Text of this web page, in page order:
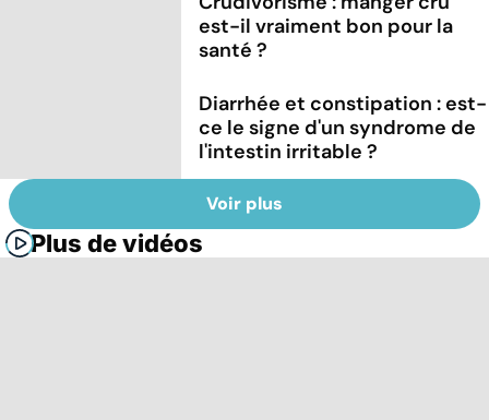
est-il vraiment bon pour la
santé ?
Diarrhée et constipation : est-
ce le signe d'un syndrome de
l'intestin irritable ?
Voir plus
Plus de vidéos